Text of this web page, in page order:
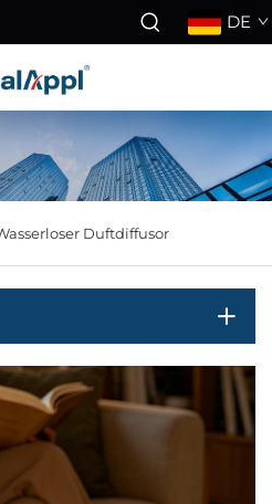
DE
Duftdiffusor